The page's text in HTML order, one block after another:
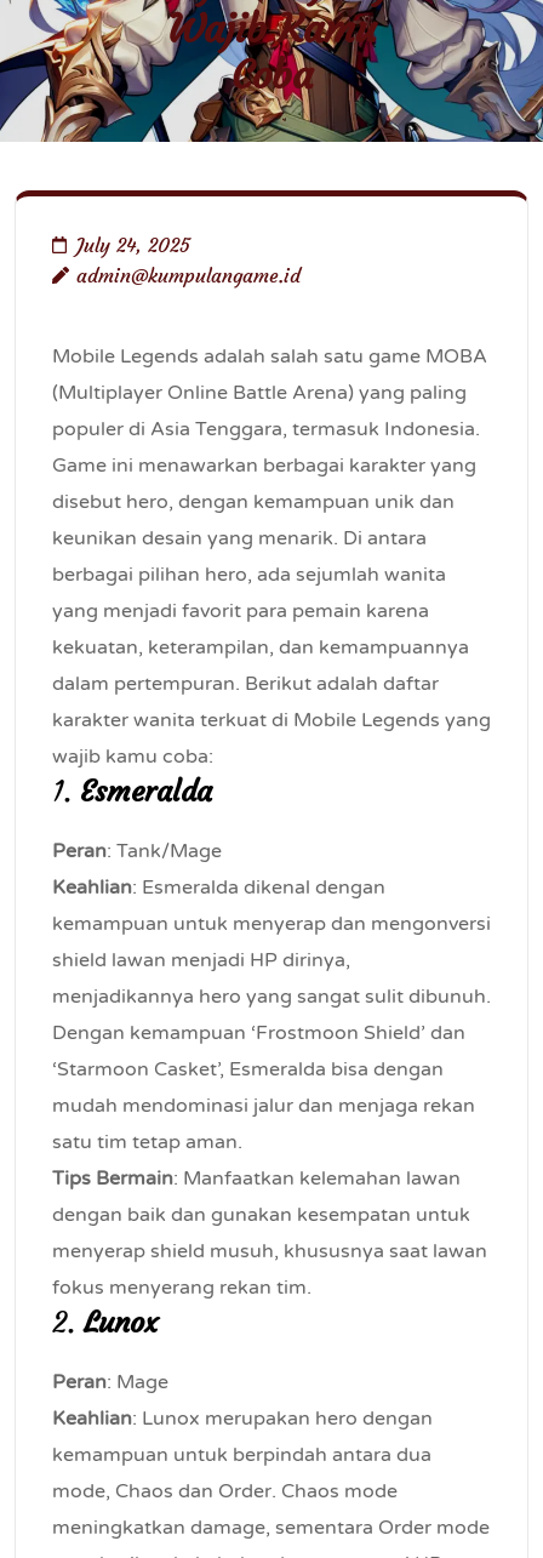
Wajib Kamu
Coba
July 24, 2025
admin@kumpulangame.id
Mobile Legends adalah salah satu game MOBA
(Multiplayer Online Battle Arena) yang paling
populer di Asia Tenggara, termasuk Indonesia.
Game ini menawarkan berbagai karakter yang
disebut hero, dengan kemampuan unik dan
keunikan desain yang menarik. Di antara
berbagai pilihan hero, ada sejumlah wanita
yang menjadi favorit para pemain karena
kekuatan, keterampilan, dan kemampuannya
dalam pertempuran. Berikut adalah daftar
karakter wanita terkuat di Mobile Legends yang
wajib kamu coba:
1. Esmeralda
Peran: Tank/Mage
Keahlian: Esmeralda dikenal dengan
kemampuan untuk menyerap dan mengonversi
shield lawan menjadi HP dirinya,
menjadikannya hero yang sangat sulit dibunuh.
Dengan kemampuan ‘Frostmoon Shield’ dan
‘Starmoon Casket’, Esmeralda bisa dengan
mudah mendominasi jalur dan menjaga rekan
satu tim tetap aman.
Tips Bermain: Manfaatkan kelemahan lawan
dengan baik dan gunakan kesempatan untuk
menyerap shield musuh, khususnya saat lawan
fokus menyerang rekan tim.
2.Lunox
Peran: Mage
Keahlian: Lunox merupakan hero dengan
kemampuan untuk berpindah antara dua
mode, Chaos dan Order. Chaos mode
meningkatkan damage, sementara Order mode